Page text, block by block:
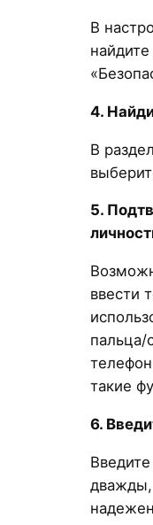
В
4.
В
5.
ввести
пальца/
такие
6.
дважды,